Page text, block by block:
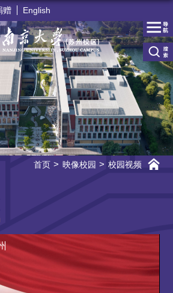
赠 English
首页 映像校园 校园视频